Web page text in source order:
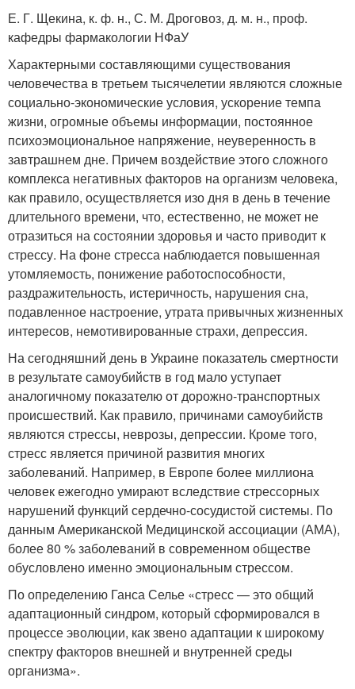
Е. Г. Щекина, к. ф. н., С. М. Дроговоз, д. м. н., проф.
кафедры фармакологии НФаУ
Характерными составляющими существования
человечества в третьем тысячелетии являются сложные
социально-экономические условия, ускорение темпа
жизни, огромные объемы информации, постоянное
психоэмоциональное напряжение, неуверенность в
завтрашнем дне. Причем воздействие этого сложного
комплекса негативных факторов на организм человека,
как правило, осуществляется изо дня в день в течение
длительного времени, что, естественно, не может не
отразиться на состоянии здоровья и часто приводит к
стрессу. На фоне стресса наблюдается повышенная
утомляемость, понижение работоспособности,
раздражительность, истеричность, нарушения сна,
подавленное настроение, утрата привычных жизненных
интересов, немотивированные страхи, депрессия.
На сегодняшний день в Украине показатель смертности
в результате самоубийств в год мало уступает
аналогичному показателю от дорожно-транспортных
происшествий. Как правило, причинами самоубийств
являются стрессы, неврозы, депрессии. Кроме того,
стресс является причиной развития многих
заболеваний. Например, в Европе более миллиона
человек ежегодно умирают вследствие стрессорных
нарушений функций сердечно-сосудистой системы. По
данным Американской Медицинской ассоциации (АМА),
более 80 % заболеваний в современном обществе
обусловлено именно эмоциональным стрессом.
По определению Ганса Селье «стресс — это общий
адаптационный синдром, который сформировался в
процессе эволюции, как звено адаптации к широкому
спектру факторов внешней и внутренней среды
организма».